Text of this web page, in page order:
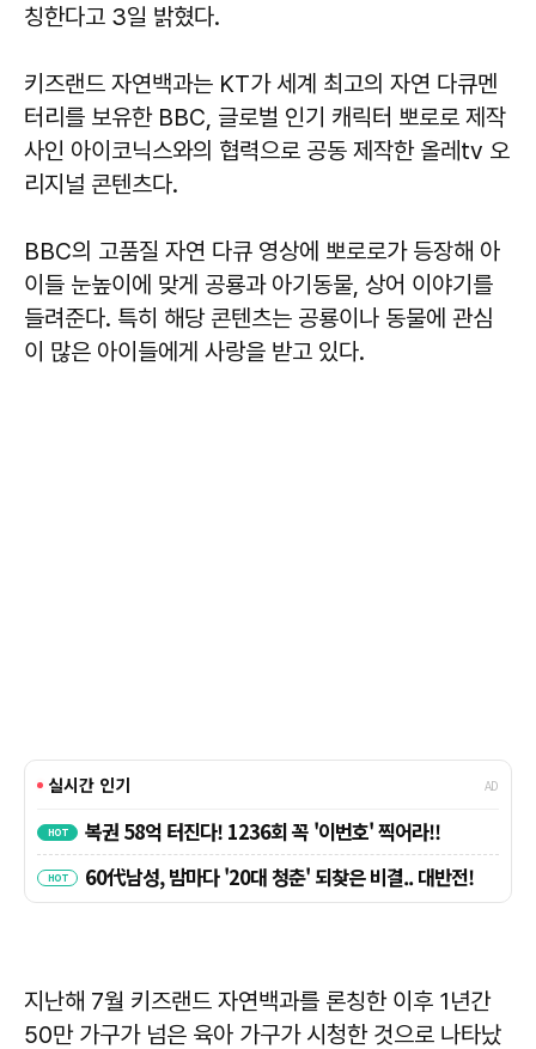
칭한다고 3일 밝혔다.
키즈랜드 자연백과는 KT가 세계 최고의 자연 다큐멘
터리를 보유한 BBC, 글로벌 인기 캐릭터 뽀로로 제작
사인 아이코닉스와의 협력으로 공동 제작한 올레tv 오
리지널 콘텐츠다.
BBC의 고품질 자연 다큐 영상에 뽀로로가 등장해 아
이들 눈높이에 맞게 공룡과 아기동물, 상어 이야기를
들려준다. 특히 해당 콘텐츠는 공룡이나 동물에 관심
이 많은 아이들에게 사랑을 받고 있다.
지난해 7월 키즈랜드 자연백과를 론칭한 이후 1년간
50만 가구가 넘은 육아 가구가 시청한 것으로 나타났